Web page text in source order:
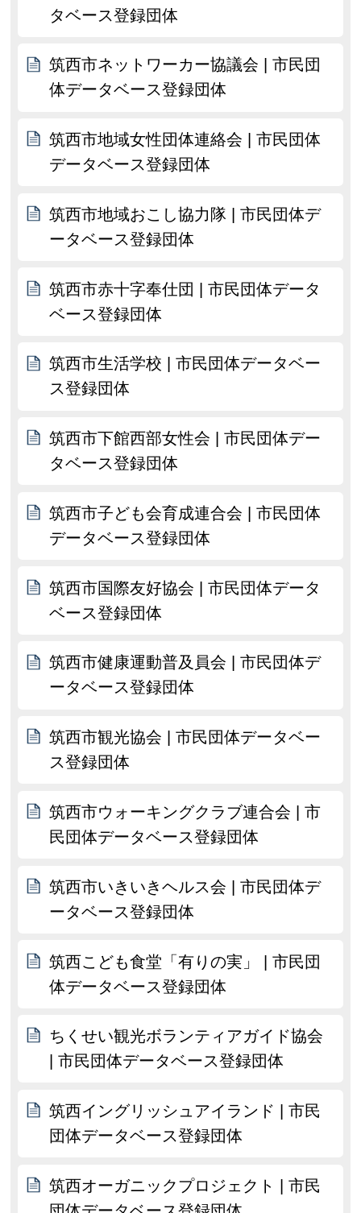
タベース登録団体
筑西市ネットワーカー協議会 | 市民団
体データベース登録団体
筑西市地域女性団体連絡会 | 市民団体
データベース登録団体
筑西市地域おこし協力隊 | 市民団体デ
ータベース登録団体
筑西市赤十字奉仕団 | 市民団体データ
ベース登録団体
筑西市生活学校 | 市民団体データベー
ス登録団体
筑西市下館西部女性会 | 市民団体デー
タベース登録団体
筑西市子ども会育成連合会 | 市民団体
データベース登録団体
筑西市国際友好協会 | 市民団体データ
ベース登録団体
筑西市健康運動普及員会 | 市民団体デ
ータベース登録団体
筑西市観光協会 | 市民団体データベー
ス登録団体
筑西市ウォーキングクラブ連合会 | 市
民団体データベース登録団体
筑西市いきいきヘルス会 | 市民団体デ
ータベース登録団体
筑西こども食堂「有りの実」 | 市民団
体データベース登録団体
ちくせい観光ボランティアガイド協会
| 市民団体データベース登録団体
筑西イングリッシュアイランド | 市民
団体データベース登録団体
筑西オーガニックプロジェクト | 市民